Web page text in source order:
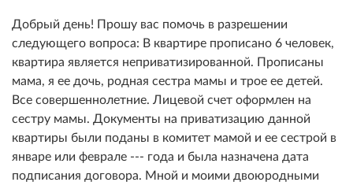
Добрый день! Прошу вас помочь в разрешении
следующего вопроса: В квартире прописано 6 человек,
квартира является неприватизированной. Прописаны
мама, я ее дочь, родная сестра мамы и трое ее детей.
Все совершеннолетние. Лицевой счет оформлен на
сестру мамы. Документы на приватизацию данной
квартиры были поданы в комитет мамой и ее сестрой в
январе или феврале --- года и была назначена дата
подписания договора. Мной и моими двоюродными